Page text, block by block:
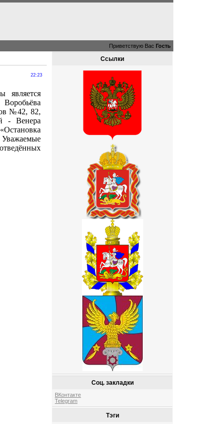
Приветствую Вас Гость
22:23
является
№42, 82,
- Венера
Уважаемые
Ссылки
Соц. закладки
ВКонтакте
Telegram
Тэги